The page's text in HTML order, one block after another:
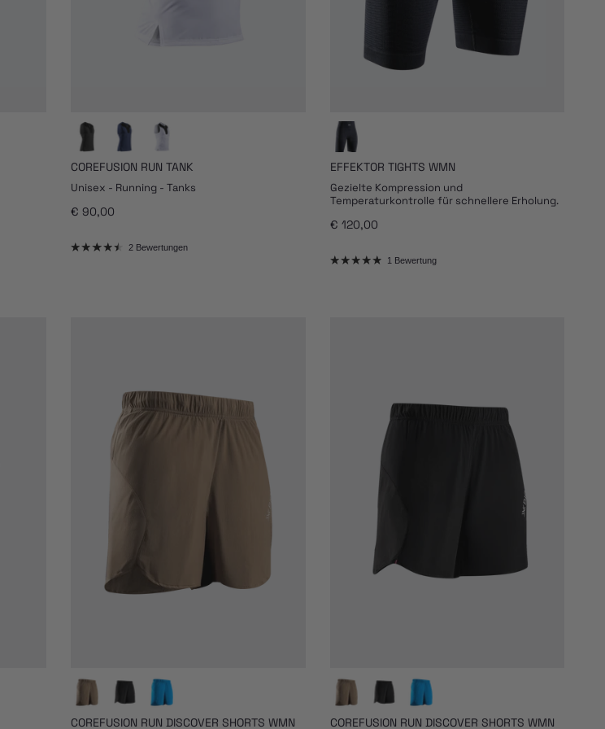
COREFUSION RUN TANK
Unisex - Running - Tanks
Normaler Preis
€ 90,00
2 Bewertungen
EFFEKTOR TIGHTS WMN
Gezielte Kompression und
Temperaturkontrolle für schnellere Erholung.
Normaler Preis
€ 120,00
1 Bewertung
COREFUSION RUN DISCOVER SHORTS WMN COREFUSION RUN DISCOVER SHORTS WMN